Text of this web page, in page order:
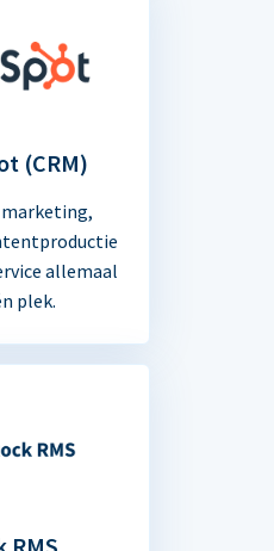
(CRM)
marketing,
allemaal
plek.